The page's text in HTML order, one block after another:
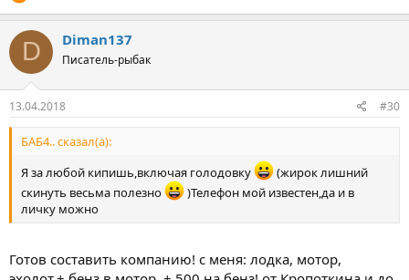
D Diman137
Писатель-рыбак
13.04.2018 #30
БАБ4.. сказал(а):
Я за любой кипишь,включая голодовку
(жирок лишний
скинуть весьма полезно
)Телефон мой известен,да и в
личку можно
Готов составить компанию! с меня: лодка, мотор,